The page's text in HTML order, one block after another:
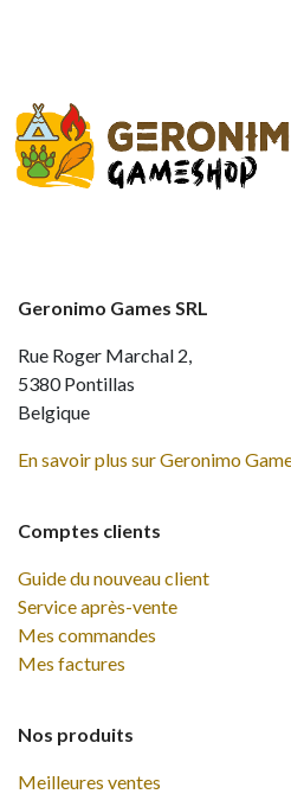
Comptes clients
Guide du nouveau client
Service après-vente
Mes commandes
Mes factures
Nos produits
Meilleures ventes
Geronimo Games SRL
Rue Roger Marchal 2,
5380 Pontillas
Belgique
En savoir plus sur Geronimo